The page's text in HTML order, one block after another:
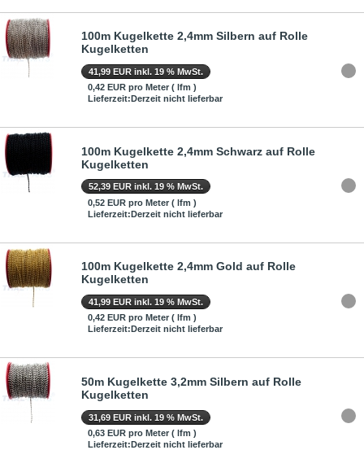
100m Kugelkette 2,4mm Silbern auf Rolle
Kugelketten
41,99 EUR inkl. 19 % MwSt.
0,42 EUR pro Meter ( lfm )
Lieferzeit:Derzeit nicht lieferbar
100m Kugelkette 2,4mm Schwarz auf Rolle
Kugelketten
52,39 EUR inkl. 19 % MwSt.
0,52 EUR pro Meter ( lfm )
Lieferzeit:Derzeit nicht lieferbar
100m Kugelkette 2,4mm Gold auf Rolle
Kugelketten
41,99 EUR inkl. 19 % MwSt.
0,42 EUR pro Meter ( lfm )
Lieferzeit:Derzeit nicht lieferbar
50m Kugelkette 3,2mm Silbern auf Rolle
Kugelketten
31,69 EUR inkl. 19 % MwSt.
0,63 EUR pro Meter ( lfm )
Lieferzeit:Derzeit nicht lieferbar